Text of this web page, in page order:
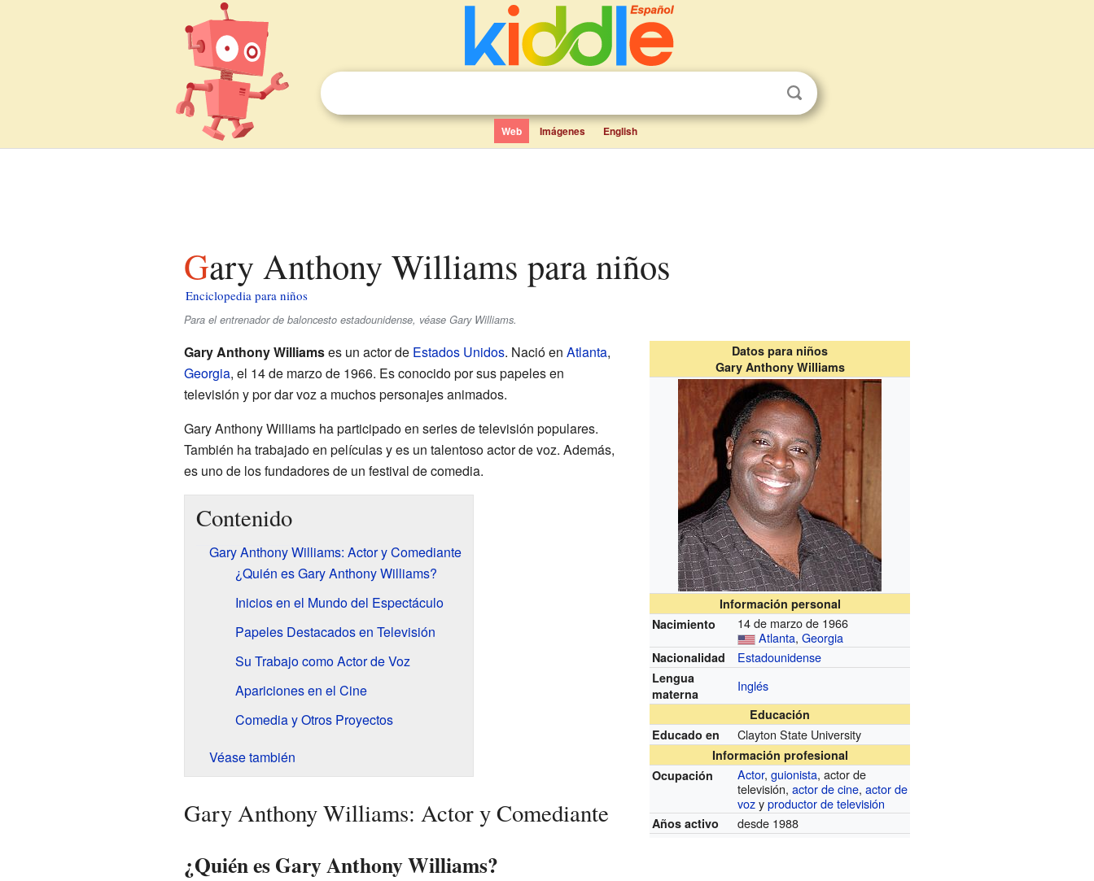
Web Imágenes English
Gary Anthony Williams para niños
Enciclopedia para niños
Para el entrenador de baloncesto estadounidense, véase Gary Williams.
Datos para niños
Gary Anthony Williams
Información personal
Nacimiento
14 de marzo de 1966
Atlanta,Georgia
Nacionalidad Estadounidense
Lengua
materna
Inglés
Educación
Educado en
Clayton State University
Información profesional
Ocupación
Actor,guionista, actor de
televisión,actor de cine,actor de
vozyproductor de televisión
Años activo desde 1988
Gary Anthony Williamses un actor de Estados Unidos. Nació en Atlanta,
Georgia, el 14 de marzo de 1966. Es conocido por sus papeles en
televisión y por dar voz a muchos personajes animados.
Gary Anthony Williams ha participado en series de televisión populares.
También ha trabajado en películas y es un talentoso actor de voz. Además,
es uno de los fundadores de un festival de comedia.
Contenido
Gary Anthony Williams: Actor y Comediante
¿Quién es Gary Anthony Williams?
Inicios en el Mundo del Espectáculo
Papeles Destacados en Televisión
Su Trabajo como Actor de Voz
Apariciones en el Cine
Comedia y Otros Proyectos
Véase también
Gary Anthony Williams: Actor y Comediante
¿Quién es Gary Anthony Williams?